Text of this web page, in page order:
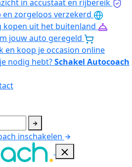
in accustaat en rijbereik
en zorgeloos verzekerd
kopen uit het buitenland
jouw auto geregeld
en koop je occasion online
nodig hebt?Schakel Autocoach
inschakelen